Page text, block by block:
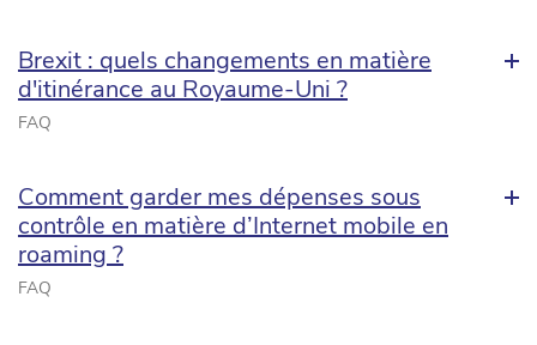
Brexit : quels changements en matière
d'itinérance au Royaume-Uni ?
FAQ
Comment garder mes dépenses sous
contrôle en matière d’Internet mobile en
roaming ?
FAQ